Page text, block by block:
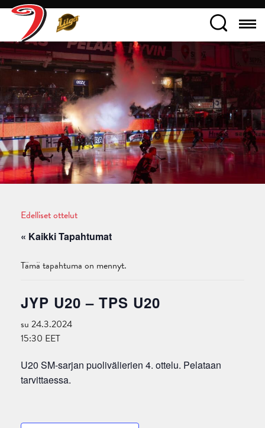
Edelliset ottelut
« Kaikki Tapahtumat
Tämä tapahtuma on mennyt.
JYP U20 – TPS U20
su 24.3.2024
15:30 EET
U20 SM-sarjan puolivälierien 4. ottelu. Pelataan
tarvittaessa.